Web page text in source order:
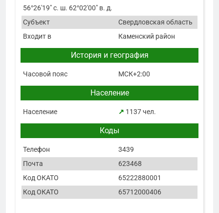
56°26′19″ с. ш. 62°02′00″ в. д.
Субъект
Свердловская область
Входит в
Каменский район
История и география
Часовой пояс МСК+2:00
Население
Население ↗ 1137 чел.
Коды
Телефон
3439
Почта
623468
Код ОКАТО
65222880001
Код ОКАТО
65712000406